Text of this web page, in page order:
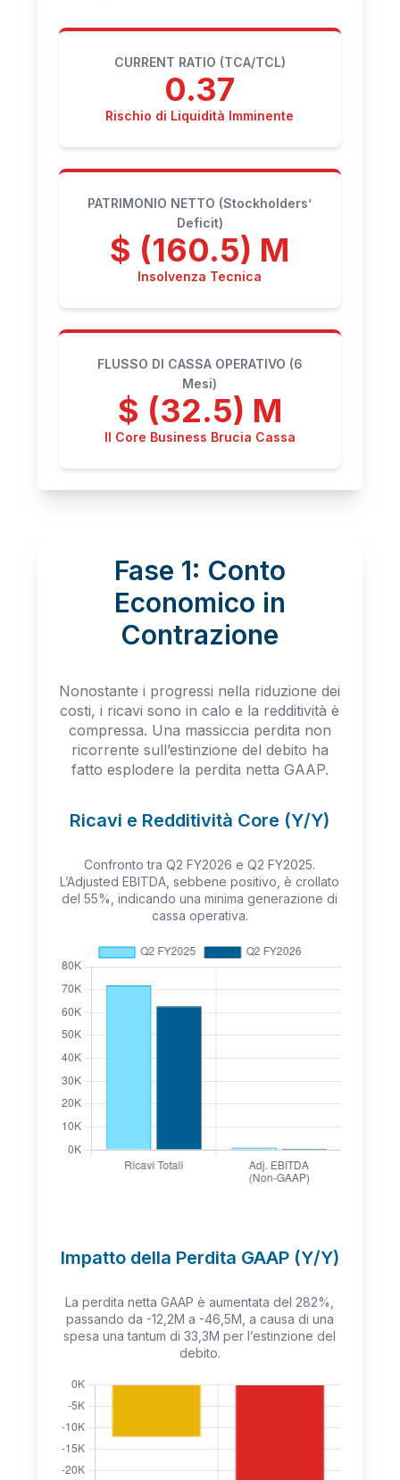
CURRENT RATIO (TCA/TCL)
0.37
Rischio di Liquidità Imminente
PATRIMONIO NETTO (Stockholders’
Deficit)
$ (160.5) M
Insolvenza Tecnica
FLUSSO DI CASSA OPERATIVO (6
Mesi)
$ (32.5) M
Il Core Business Brucia Cassa
Fase 1: Conto
Economico in
Contrazione
Nonostante i progressi nella riduzione dei
costi, i ricavi sono in calo e la redditività è
compressa. Una massiccia perdita non
ricorrente sull’estinzione del debito ha
fatto esplodere la perdita netta GAAP.
Ricavi e Redditività Core (Y/Y)
Confronto tra Q2 FY2026 e Q2 FY2025.
L’Adjusted EBITDA, sebbene positivo, è crollato
del 55%, indicando una minima generazione di
cassa operativa.
Impatto della Perdita GAAP (Y/Y)
La perdita netta GAAP è aumentata del 282%,
passando da -12,2M a -46,5M, a causa di una
spesa una tantum di 33,3M per l’estinzione del
debito.